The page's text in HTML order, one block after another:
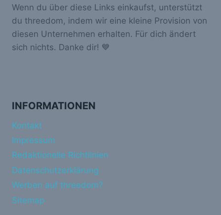
Wenn du über diese Links einkaufst, unterstützt
du threedom, indem wir eine kleine Provision von
diesen Unternehmen erhalten. Für dich ändert
sich nichts. Danke dir! 💙
INFORMATIONEN
Kontakt
Impressum
Redaktionelle Richtlinien
Datenschutzerklärung
Werben auf threedom?
Sitemap